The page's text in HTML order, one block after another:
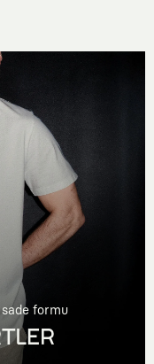
formu